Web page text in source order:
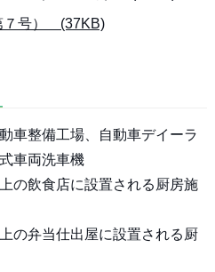
７号） (37KB)
車整備工場、自動車デイーラ
車両洗車機
の飲食店に設置される厨房施
の弁当仕出屋に設置される厨